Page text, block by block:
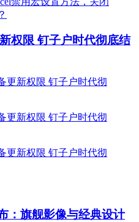
权限 钉子户时代彻底结
：旗舰影像与经典设计